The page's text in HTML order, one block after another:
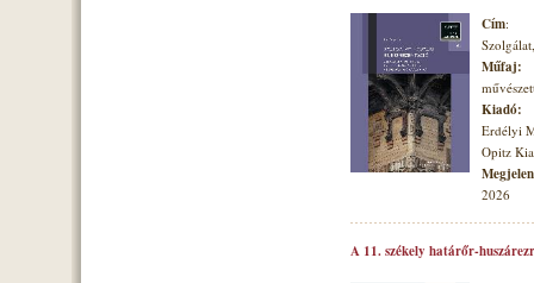
Cím:
Műfaj:
Kiadó:
Erdélyi
Opitz
2026
A 11. székely határőr-